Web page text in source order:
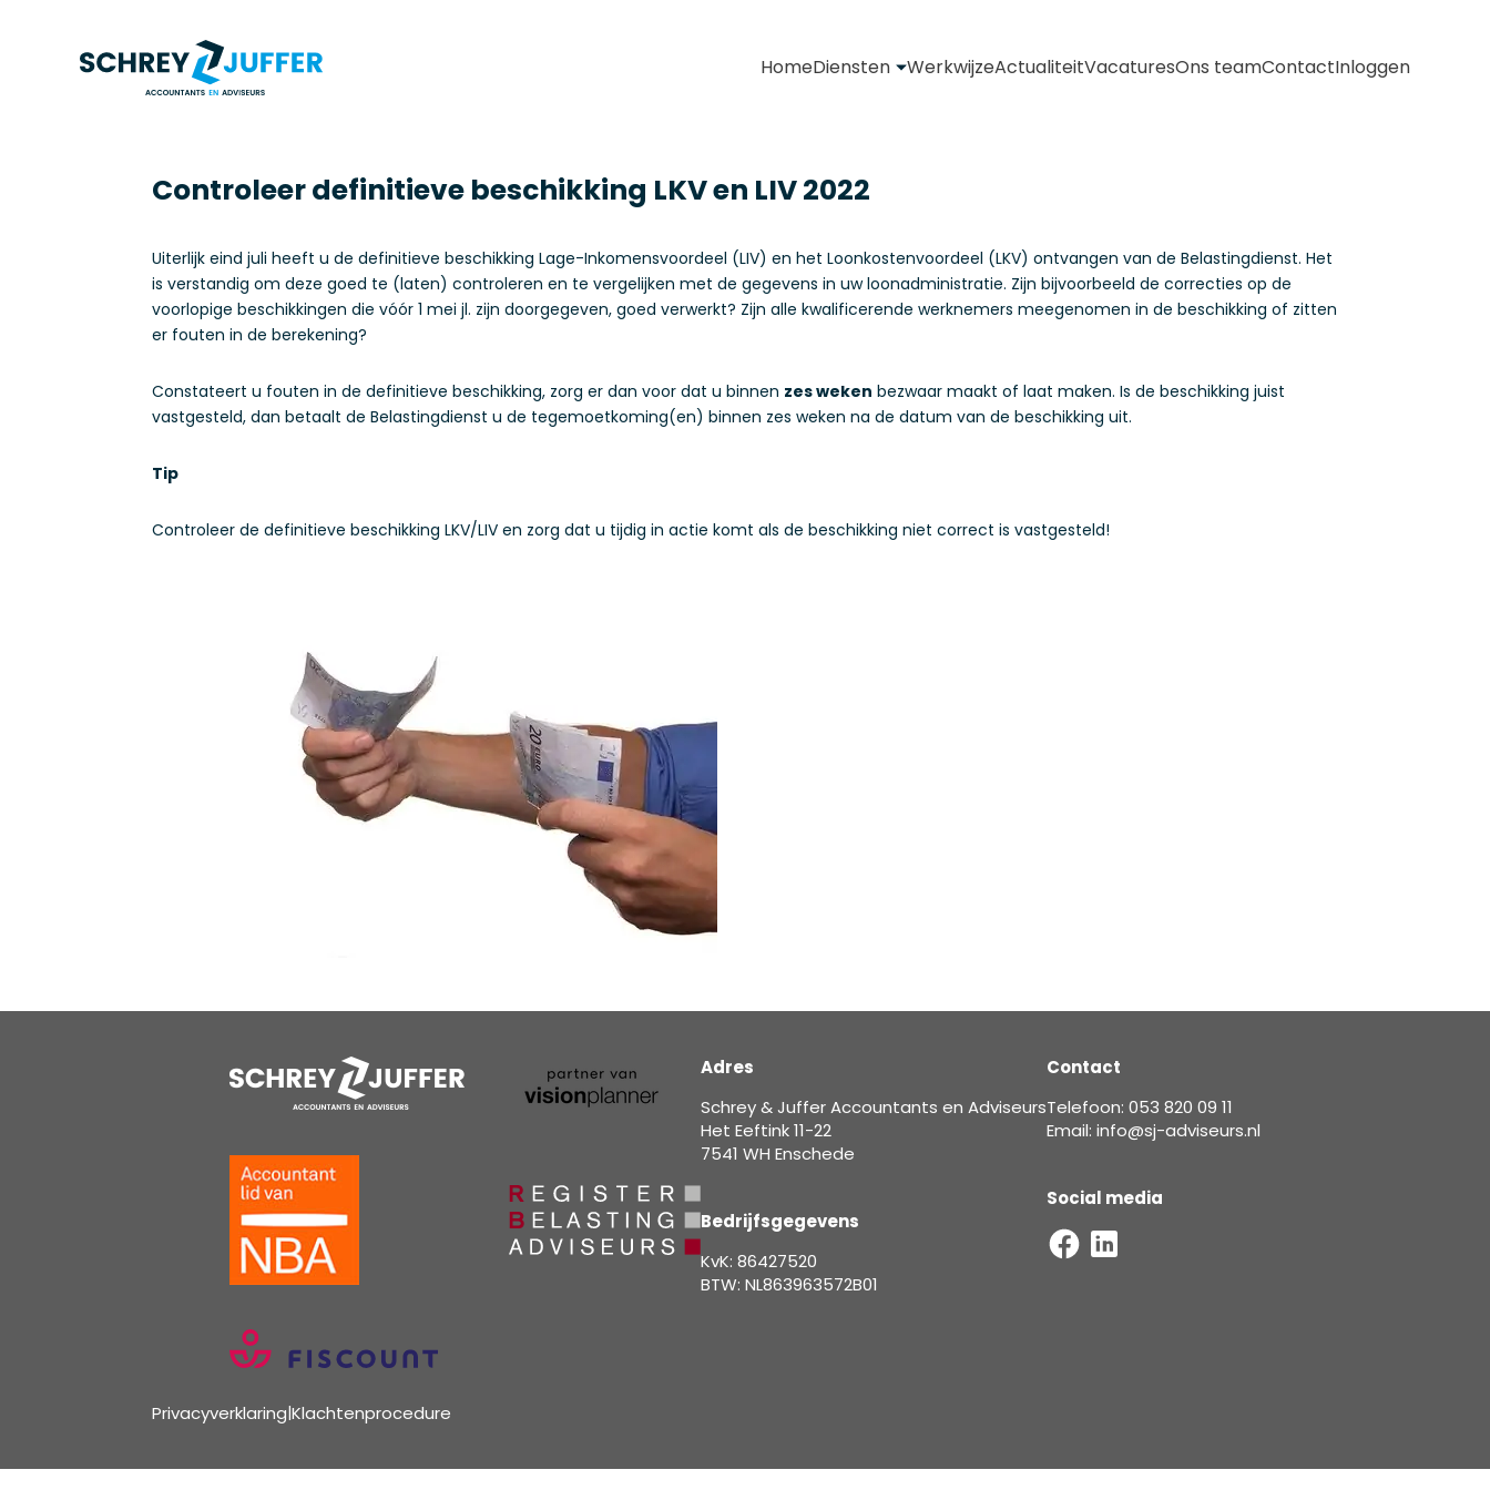
HomeDiensten WerkwijzeActualiteitVacaturesOns teamContactInloggen
Controleer definitieve beschikking LKV en LIV 2022
Uiterlijk eind juli heeft u de definitieve beschikking Lage-Inkomensvoordeel (LIV) en het Loonkostenvoordeel (LKV) ontvangen van de Belastingdienst. Het
is verstandig om deze goed te (laten) controleren en te vergelijken met de gegevens in uw loonadministratie. Zijn bijvoorbeeld de correcties op de
voorlopige beschikkingen die vóór 1 mei jl. zijn doorgegeven, goed verwerkt? Zijn alle kwalificerende werknemers meegenomen in de beschikking of zitten
er fouten in de berekening?
Constateert u fouten in de definitieve beschikking, zorg er dan voor dat u binnen zes weken bezwaar maakt of laat maken. Is de beschikking juist
vastgesteld, dan betaalt de Belastingdienst u de tegemoetkoming(en) binnen zes weken na de datum van de beschikking uit.
Tip
Controleer de definitieve beschikking LKV/LIV en zorg dat u tijdig in actie komt als de beschikking niet correct is vastgesteld!
Adres
Schrey & Juffer Accountants en Adviseurs
Het Eeftink 11-22
7541 WH Enschede
Bedrijfsgegevens
KvK: 86427520
BTW: NL863963572B01
Contact
Telefoon: 053 820 09 11
Email: info@sj-adviseurs.nl
Social media
Privacyverklaring|Klachtenprocedure